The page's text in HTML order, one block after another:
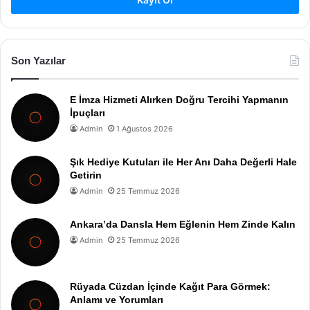
Son Yazılar
E İmza Hizmeti Alırken Doğru Tercihi Yapmanın
İpuçları
Admin 1 Ağustos 2026
Şık Hediye Kutuları ile Her Anı Daha Değerli Hale
Getirin
Admin 25 Temmuz 2026
Ankara’da Dansla Hem Eğlenin Hem Zinde Kalın
Admin 25 Temmuz 2026
Rüyada Cüzdan İçinde Kağıt Para Görmek:
Anlamı ve Yorumları